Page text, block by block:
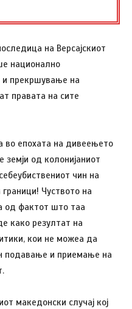
на Версајскиот
национално
и прекршување на
правата на сите
во епохата на дивеењето
од колонијаниот
чин на
Чуството на
од фактот што таа
како резултат на
кои не можеа да
подавање и приемање на
македонски случај кој